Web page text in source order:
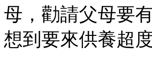
母，勸請父母要
想到要來供養超